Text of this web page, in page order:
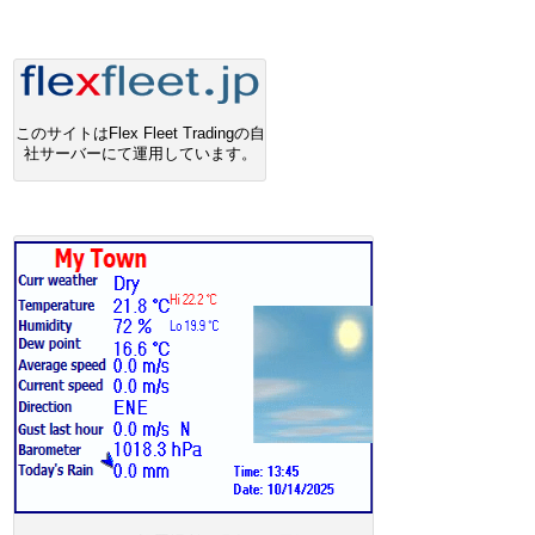
このサイトはFlex Fleet Tradingの自
社サーバーにて運用しています。